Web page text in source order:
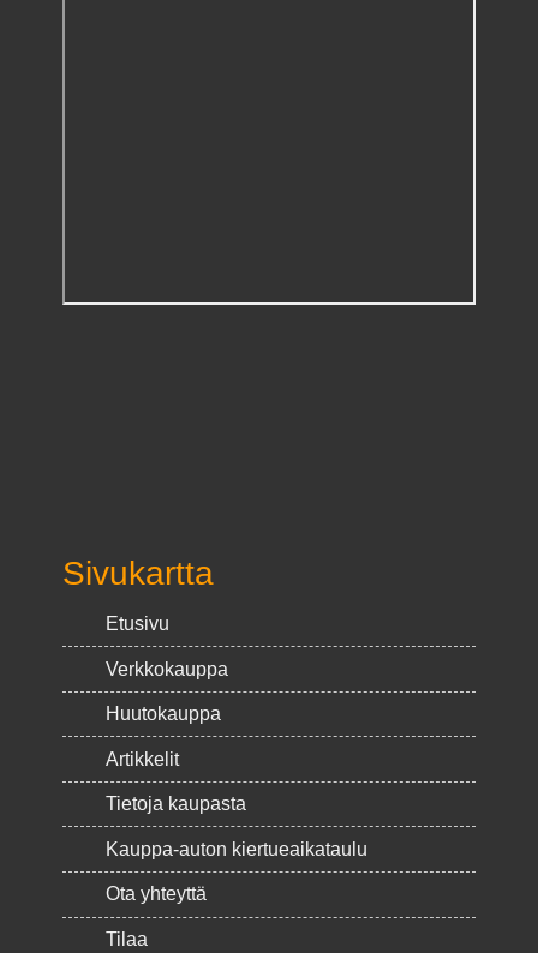
Sivukartta
Etusivu
Verkkokauppa
Huutokauppa
Artikkelit
Tietoja kaupasta
Kauppa-auton kiertueaikataulu
Ota yhteyttä
Tilaa